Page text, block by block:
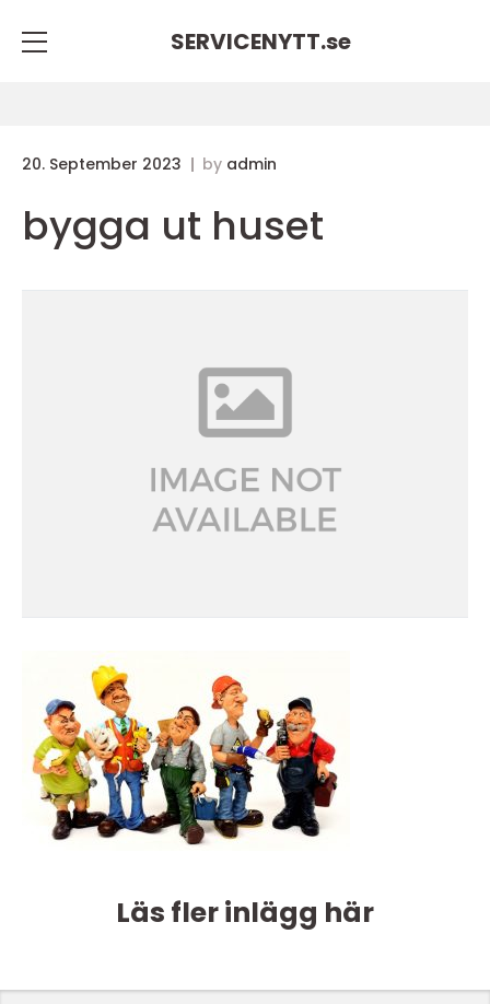
SERVICENYTT.se
20. September 2023 by admin
bygga ut huset
Läs fler inlägg här